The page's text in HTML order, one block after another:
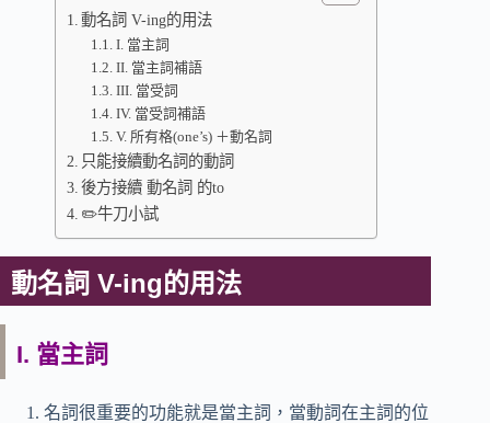
動名詞 V-ing的用法
I. 當主詞
II. 當主詞補語
III. 當受詞
IV. 當受詞補語
V. 所有格(one’s) ＋動名詞
只能接續動名詞的動詞
後方接續 動名詞 的to
✏️牛刀小試
動名詞 V-ing的用法
I. 當主詞
名詞很重要的功能就是當主詞，當動詞在主詞的位